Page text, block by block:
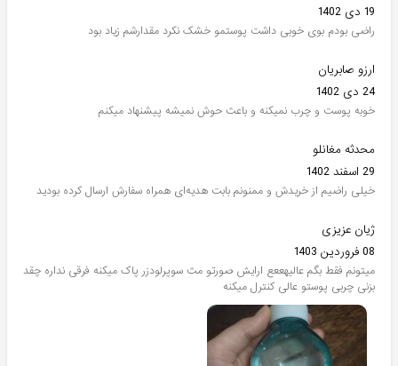
19 دی 1402
راضی بودم بوی خوبی داشت پوستمو خشک نکرد مقدارشم زیاد بود
ارزو صابریان
24 دی 1402
خوبه پوست و چرب نمیکنه و باعث حوش نمیشه پیشنهاد میکنم
محدثه مغانلو
29 اسفند 1402
خیلی راضیم از خریدش و ممنونم بابت هدیه‌ای همراه سفارش ارسال کرده بودید
ژیان عزیزی
08 فروردین 1403
میتونم فقط بگم عالیهععع ارایش صورتو مث سوپرلودزر پاک میکنه فرقی نداره چقد
بزنی چربی پوستو عالی کنترل میکنه